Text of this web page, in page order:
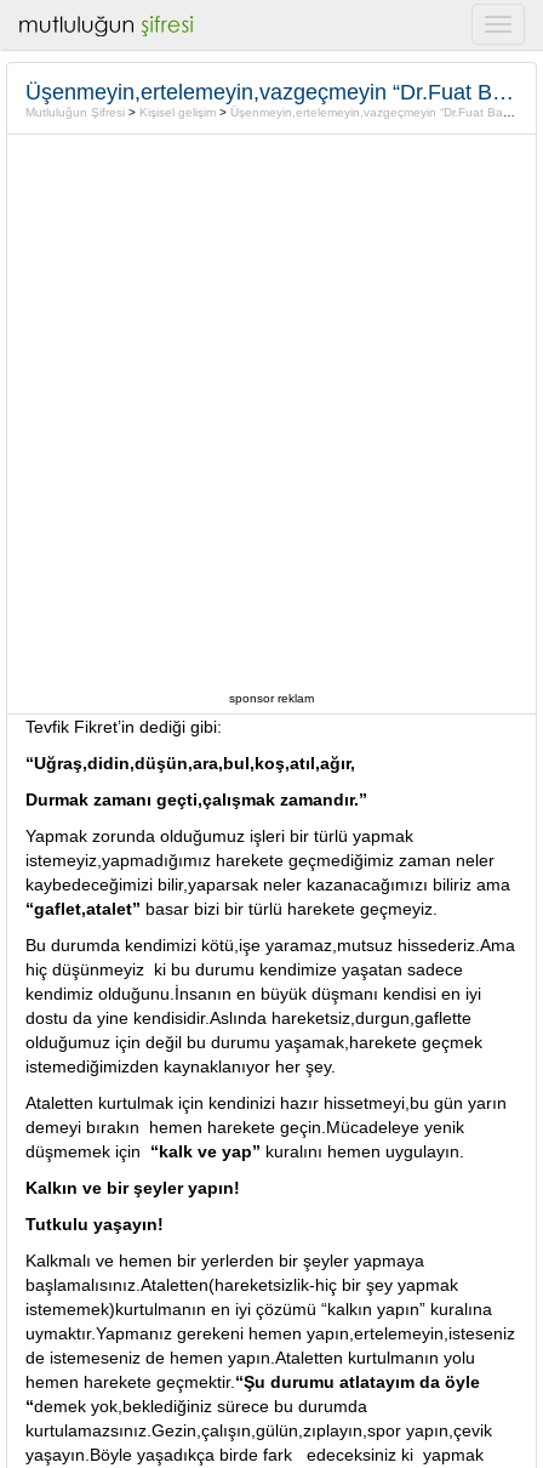
Üşenmeyin,ertelemeyin,vazgeçmeyin “Dr.Fuat Başgil”
Mutluluğun Şifresi > Kişisel gelişim > Üşenmeyin,ertelemeyin,vazgeçmeyin “Dr.Fuat Başgil”
sponsor reklam
Tevfik Fikret’in dediği gibi:
“Uğraş,didin,düşün,ara,bul,koş,atıl,ağır,
Durmak zamanı geçti,çalışmak zamandır.”
Yapmak zorunda olduğumuz işleri bir türlü yapmak
istemeyiz,yapmadığımız harekete geçmediğimiz zaman neler
kaybedeceğimizi bilir,yaparsak neler kazanacağımızı biliriz ama
“gaflet,atalet” basar bizi bir türlü harekete geçmeyiz.
Bu durumda kendimizi kötü,işe yaramaz,mutsuz hissederiz.Ama
hiç düşünmeyiz ki bu durumu kendimize yaşatan sadece
kendimiz olduğunu.İnsanın en büyük düşmanı kendisi en iyi
dostu da yine kendisidir.Aslında hareketsiz,durgun,gaflette
olduğumuz için değil bu durumu yaşamak,harekete geçmek
istemediğimizden kaynaklanıyor her şey.
Ataletten kurtulmak için kendinizi hazır hissetmeyi,bu gün yarın
demeyi bırakın hemen harekete geçin.Mücadeleye yenik
düşmemek için “kalk ve yap” kuralını hemen uygulayın.
Kalkın ve bir şeyler yapın!
Tutkulu yaşayın!
Kalkmalı ve hemen bir yerlerden bir şeyler yapmaya
başlamalısınız.Ataletten(hareketsizlik-hiç bir şey yapmak
istememek)kurtulmanın en iyi çözümü “kalkın yapın” kuralına
uymaktır.Yapmanız gerekeni hemen yapın,ertelemeyin,isteseniz
de istemeseniz de hemen yapın.Ataletten kurtulmanın yolu
hemen harekete geçmektir. “Şu durumu atlatayım da öyle
“demek yok,beklediğiniz sürece bu durumda
kurtulamazsınız.Gezin,çalışın,gülün,zıplayın,spor yapın,çevik
yaşayın.Böyle yaşadıkça birde fark edeceksiniz ki yapmak